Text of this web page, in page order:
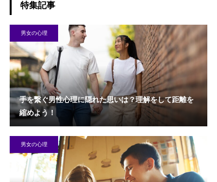
特集記事
男女の心理
手を繋ぐ男性心理に隠れた思いは？理解をして距離を
縮めよう！
男女の心理